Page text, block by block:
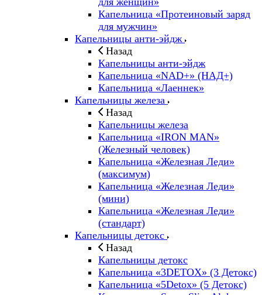
Капельница «Протеиновый заряд
для мужчин»
Капельницы анти-эйдж
Назад
Капельницы анти-эйдж
Капельница «NAD+» (НАД+)
Капельница «Лаеннек»
Капельницы железа
Назад
Капельницы железа
Капельница «IRON MAN»
(Железный человек)
Капельница «Железная Леди»
(максимум)
Капельница «Железная Леди»
(мини)
Капельница «Железная Леди»
(стандарт)
Капельницы детокс
Назад
Капельницы детокс
Капельница «3DETOX» (3 Детокс)
Капельница «5Detox» (5 Детокс)